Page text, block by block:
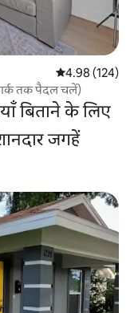
औसत रेटिंग 5 में से
4.98 (124)
तक पैदल चलें)
बिताने के लिए
जगहें